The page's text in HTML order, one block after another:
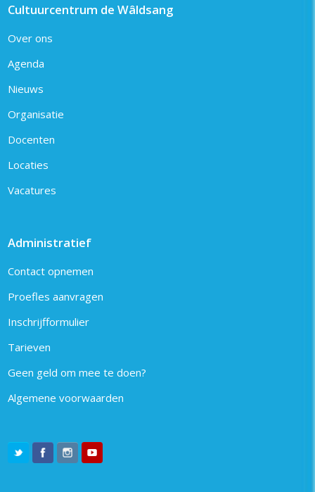
Cultuurcentrum de Wâldsang
Over ons
Agenda
Nieuws
Organisatie
Docenten
Locaties
Vacatures
Administratief
Contact opnemen
Proefles aanvragen
Inschrijfformulier
Tarieven
Geen geld om mee te doen?
Algemene voorwaarden